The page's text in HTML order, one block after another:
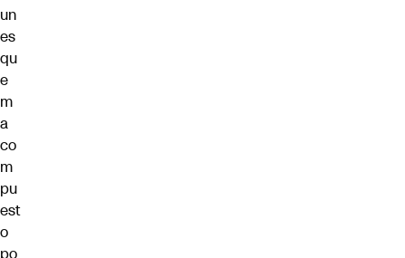
un
es
qu
e
m
a
co
m
pu
est
o